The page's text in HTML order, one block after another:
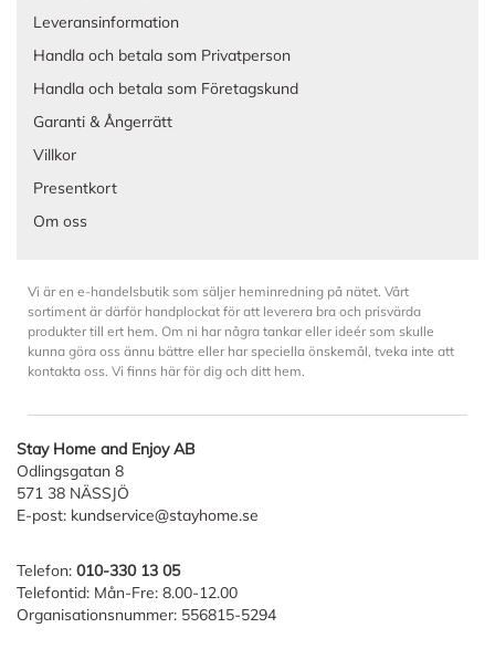
Leveransinformation
Handla och betala som Privatperson
Handla och betala som Företagskund
Garanti & Ångerrätt
Villkor
Presentkort
Om oss
Vi är en e-handelsbutik som säljer heminredning på nätet. Vårt
sortiment är därför handplockat för att leverera bra och prisvärda
produkter till ert hem. Om ni har några tankar eller ideér som skulle
kunna göra oss ännu bättre eller har speciella önskemål, tveka inte att
kontakta oss. Vi finns här för dig och ditt hem.
Stay Home and Enjoy AB
Odlingsgatan 8
571 38 NÄSSJÖ
E-post: kundservice@stayhome.se
Telefon: 010-330 13 05
Telefontid: Mån-Fre: 8.00-12.00
Organisationsnummer: 556815-5294